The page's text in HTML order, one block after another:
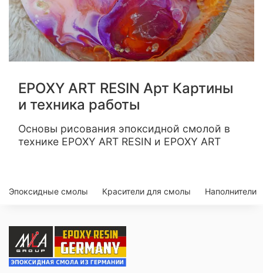
EPOXY ART RESIN Арт Картины
и техника работы
Основы рисования эпоксидной смолой в
технике EPOXY ART RESIN и EPOXY ART
Эпоксидные смолы Красители для смолы Наполнители